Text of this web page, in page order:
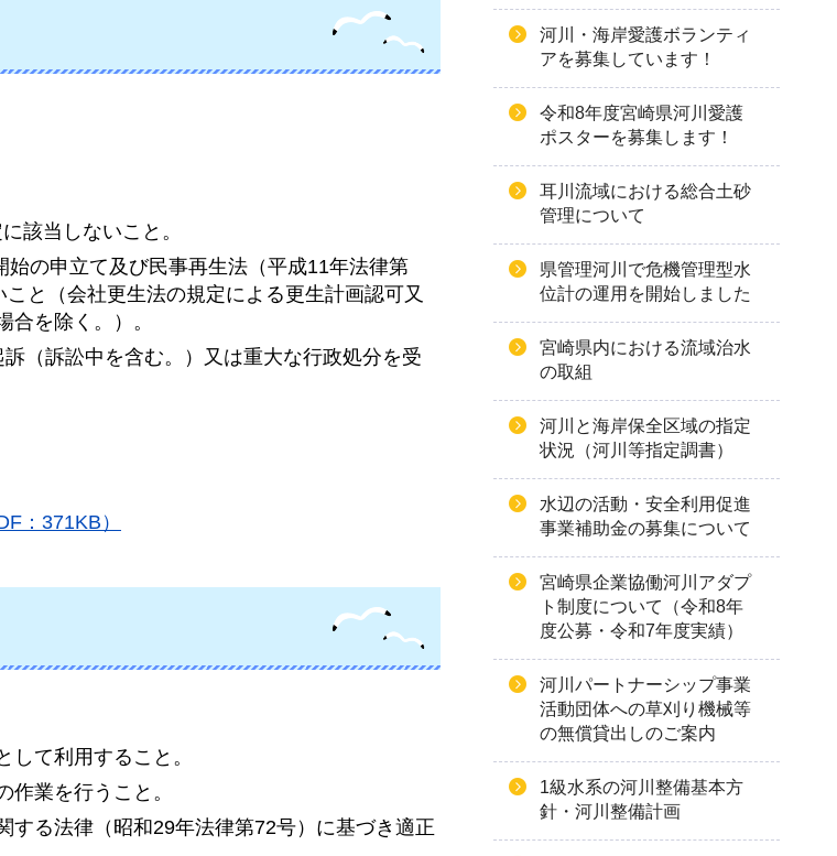
該当しないこと。
の申立て及び民事再生法（平成11年法律第
と（会社更生法の規定による更生計画認可又
を除く。）。
（訴訟中を含む。）又は重大な行政処分を受
：371KB）
て利用すること。
業を行うこと。
する法律（昭和29年法律第72号）に基づき適正
河川・海岸愛護ボランティ
アを募集しています！
令和8年度宮崎県河川愛護
ポスターを募集します！
耳川流域における総合土砂
管理について
県管理河川で危機管理型水
位計の運用を開始しました
宮崎県内における流域治水
の取組
河川と海岸保全区域の指定
状況（河川等指定調書）
水辺の活動・安全利用促進
事業補助金の募集について
宮崎県企業協働河川アダプ
ト制度について（令和8年
度公募・令和7年度実績）
河川パートナーシップ事業
活動団体への草刈り機械等
の無償貸出しのご案内
1級水系の河川整備基本方
針・河川整備計画